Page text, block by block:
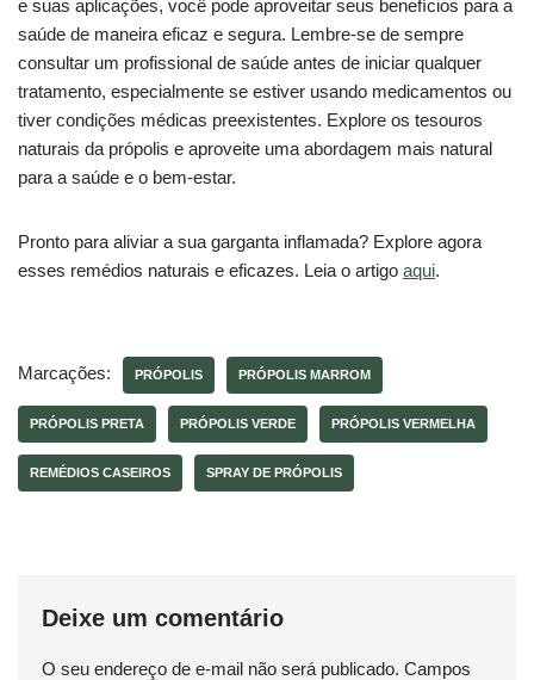
e suas aplicações, você pode aproveitar seus benefícios para a
saúde de maneira eficaz e segura. Lembre-se de sempre
consultar um profissional de saúde antes de iniciar qualquer
tratamento, especialmente se estiver usando medicamentos ou
tiver condições médicas preexistentes. Explore os tesouros
naturais da própolis e aproveite uma abordagem mais natural
para a saúde e o bem-estar.
Pronto para aliviar a sua garganta inflamada? Explore agora
esses remédios naturais e eficazes. Leia o artigo aqui.
Marcações: PRÓPOLIS PRÓPOLIS MARROM
PRÓPOLIS PRETA PRÓPOLIS VERDE PRÓPOLIS VERMELHA
REMÉDIOS CASEIROS SPRAY DE PRÓPOLIS
Deixe um comentário
O seu endereço de e-mail não será publicado. Campos